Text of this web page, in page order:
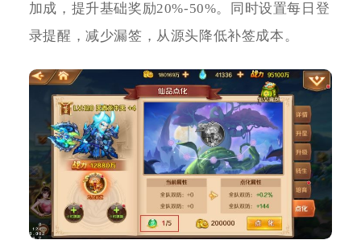
加成，提升基础奖励20%-50%。同时设置每日登
录提醒，减少漏签，从源头降低补签成本。